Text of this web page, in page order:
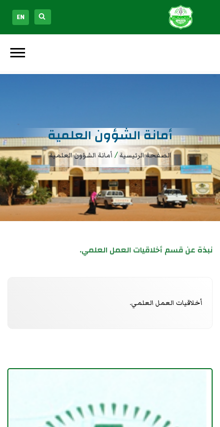
EN
أمانة الشؤون العلمية
الصفحة الرئيسية / أمانة الشؤون العلمية
نبذة عن قسم أخلاقيات العمل العلمي.
أخلاقيات العمل العلمي.